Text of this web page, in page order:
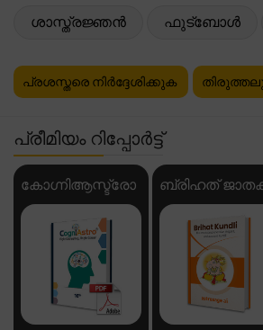
ശാസ്ത്രജ്ഞൻ ഫുട്ബോൾ
പ്രശസ്തരെ നിർദ്ദേശിക്കുക
പ്രീമിയം റിപ്പോർട്ട്
കോഗ്നിആസ്ട്രോ ബ്രിഹത്